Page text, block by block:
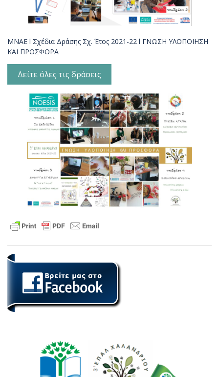
ΜΝΑΕ l Σχέδια Δράσης Σχ. Έτος 2021-22 l ΓΝΩΣΗ ΥΛΟΠΟΙΗΣΗ
ΚΑΙ ΠΡΟΣΦΟΡΑ
Δείτε όλες τις δράσεις